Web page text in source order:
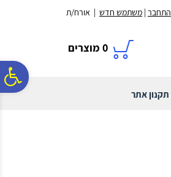
נגישות
אתר
המרכזיהתחבר | משתמש חדש | אורח/ת
0 מוצרים
תקנון אתר